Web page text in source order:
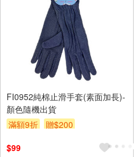
FI0952純棉止滑手套(素面加長)-
顏色隨機出貨
滿額9折
贈$200
$99